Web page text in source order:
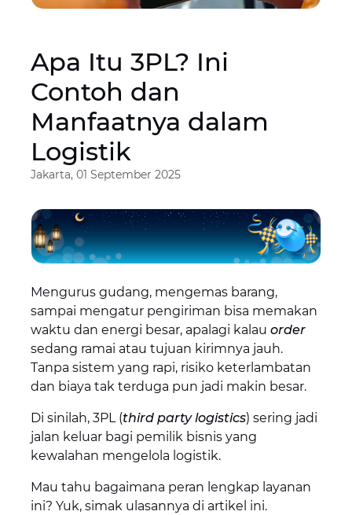
Apa Itu 3PL? Ini
Contoh dan
Manfaatnya dalam
Logistik
Jakarta, 01 September 2025
Mengurus gudang, mengemas barang,
sampai mengatur pengiriman bisa memakan
waktu dan energi besar, apalagi kalau order
sedang ramai atau tujuan kirimnya jauh.
Tanpa sistem yang rapi, risiko keterlambatan
dan biaya tak terduga pun jadi makin besar.
Di sinilah, 3PL (third party logistics) sering jadi
jalan keluar bagi pemilik bisnis yang
kewalahan mengelola logistik.
Mau tahu bagaimana peran lengkap layanan
ini? Yuk, simak ulasannya di artikel ini.